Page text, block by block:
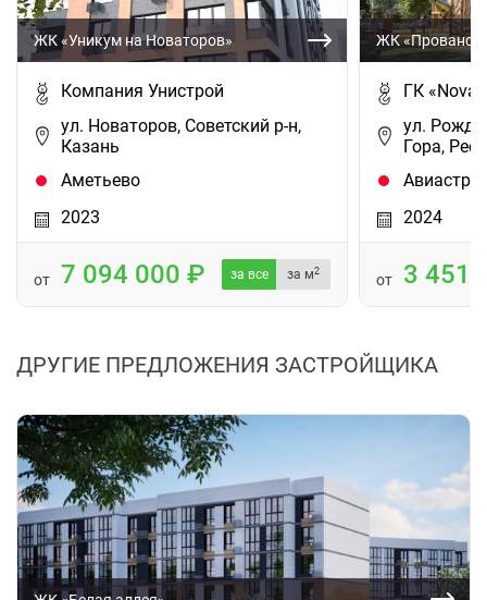
ЖК «Уникум на Новаторов»
Компания Унистрой
ул. Новаторов, Советский р-н,
Казань
Аметьево
2023
от 7 094 000 за все за м2
ЖК «Прованс»
ГК
ул.
Гора,
2024
от 3 451
ДРУГИЕ ПРЕДЛОЖЕНИЯ ЗАСТРОЙЩИКА